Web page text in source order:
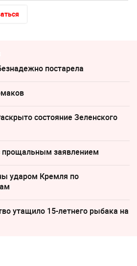
постарела
состояние Зеленского
прощальным заявлением
ударом Кремля по
утащило 15-летнего рыбака на